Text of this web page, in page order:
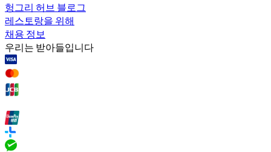
헝그리 허브 블로그
레스토랑을 위해
채용 정보
우리는 받아들입니다